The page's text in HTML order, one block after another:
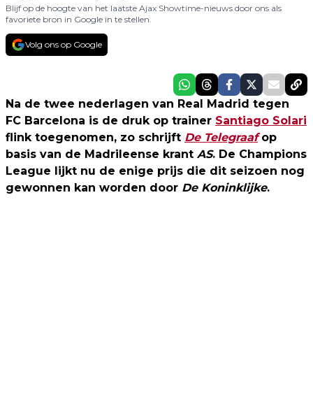
Blijf op de hoogte van het laatste Ajax Showtime-nieuws door ons als
favoriete bron in Google in te stellen.
Volg ons op Google
Na de twee nederlagen van Real Madrid tegen
FC Barcelona is de druk op trainer Santiago Solari
flink toegenomen, zo schrijft De Telegraafop
basis van de Madrileense krant AS. De Champions
League lijkt nu de enige prijs die dit seizoen nog
gewonnen kan worden door De Koninklijke.